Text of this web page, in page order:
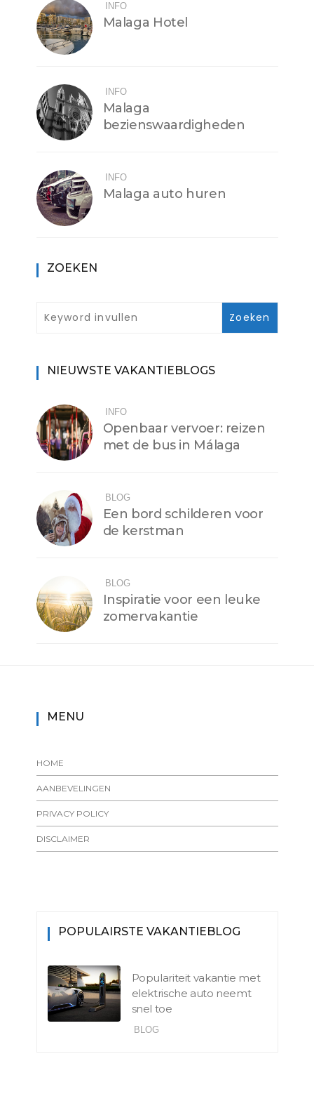
INFO
Malaga Hotel
INFO
Malaga
bezienswaardigheden
INFO
Malaga auto huren
ZOEKEN
NIEUWSTE VAKANTIEBLOGS
INFO
Openbaar vervoer: reizen
met de bus in Málaga
BLOG
Een bord schilderen voor
de kerstman
BLOG
Inspiratie voor een leuke
zomervakantie
MENU
HOME
AANBEVELINGEN
PRIVACY POLICY
DISCLAIMER
POPULAIRSTE VAKANTIEBLOG
Populariteit vakantie met
elektrische auto neemt
snel toe
BLOG